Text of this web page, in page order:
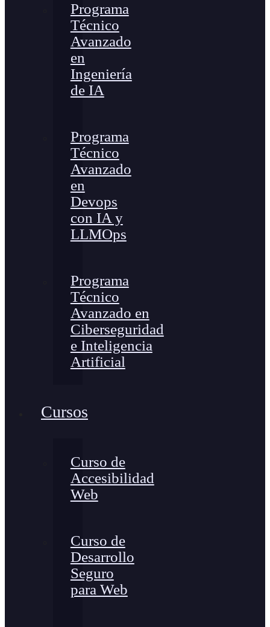
Programa
Técnico
Avanzado
en
Ingeniería
de IA
Programa
Técnico
Avanzado
en
Devops
con IA y
LLMOps
Programa
Técnico
Avanzado en
Ciberseguridad
e Inteligencia
Artificial
Cursos
Curso de
Accesibilidad
Web
Curso de
Desarrollo
Seguro
para Web